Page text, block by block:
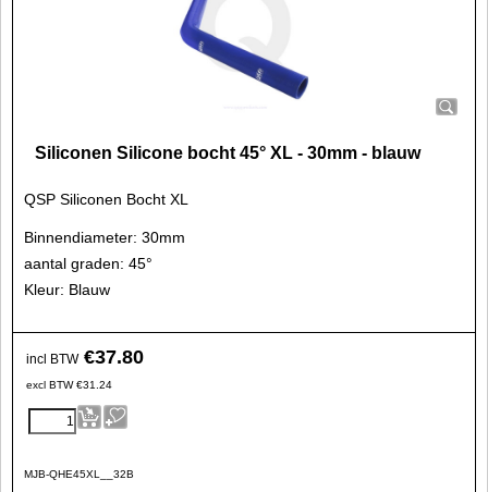
Siliconen Silicone bocht 45° XL - 30mm - blauw
QSP Siliconen Bocht XL
Binnendiameter: 30mm
aantal graden: 45°
Kleur: Blauw
incl BTW €37.80
excl BTW €31.24
MJB-QHE45XL__32B